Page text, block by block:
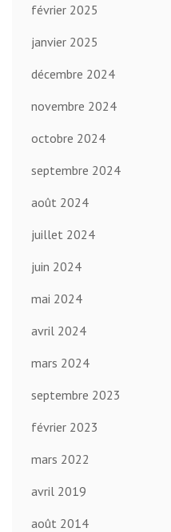
février 2025
janvier 2025
décembre 2024
novembre 2024
octobre 2024
septembre 2024
août 2024
juillet 2024
juin 2024
mai 2024
avril 2024
mars 2024
septembre 2023
février 2023
mars 2022
avril 2019
août 2014